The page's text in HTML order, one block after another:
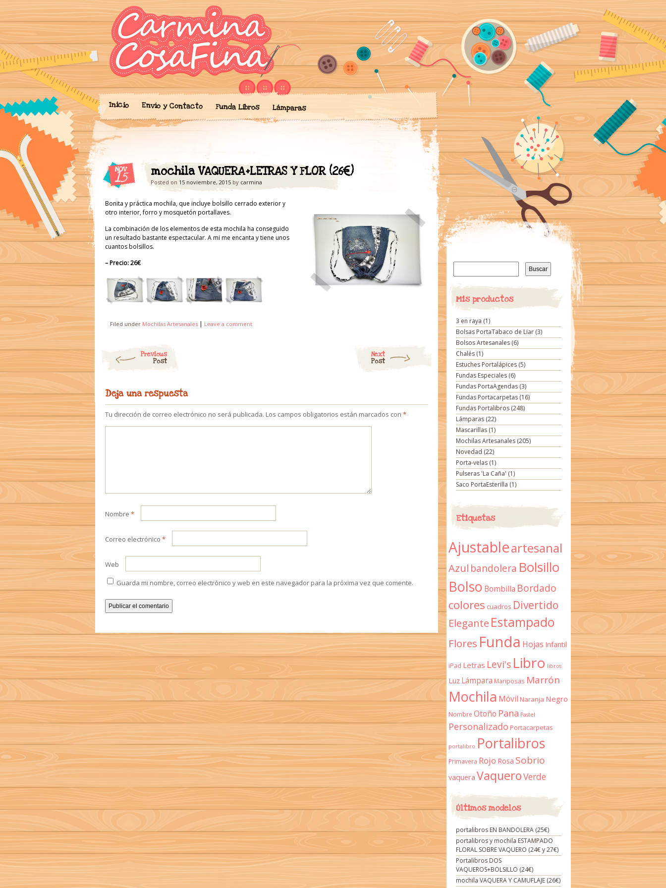
'Cosicas' de Artesanía
Blog donde expongo mis creaciones de artesanía, fundas
portalibros, mochilas, lámparas… todo hecho a mano y con mucho
cariño.
Inicio Envío y Contacto Funda Libros Lámparas
NOV
15 mochila VAQUERA+LETRAS Y FLOR (26€)
Posted on 15 noviembre, 2015 by carmina
Bonita y práctica mochila, que incluye bolsillo cerrado exterior y
otro interior, forro y mosquetón portallaves.
La combinación de los elementos de esta mochila ha conseguido
un resultado bastante espectacular. A mi me encanta y tiene unos
cuantos bolsillos.
– Precio: 26€
Filed under Mochilas Artesanales | Leave a comment
Previous
Post
Next
Post
Deja una respuesta
Tu dirección de correo electrónico no será publicada. Los campos obligatorios están marcados con *
Nombre *
Correo electrónico *
Web
Guarda mi nombre, correo electrónico y web en este navegador para la próxima vez que comente.
Buscar:
Mis productos
3 en raya (1)
Bolsas PortaTabaco de Liar(3)
Bolsos Artesanales(6)
Chalés(1)
Estuches Portalápices(5)
Fundas Especiales(6)
Fundas PortaAgendas(3)
Fundas Portacarpetas(16)
Fundas Portalibros(248)
Lámparas(22)
Mascarillas(1)
Mochilas Artesanales(205)
Novedad (22)
Porta-velas(1)
Pulseras 'La Caña' (1)
Saco PortaEsterilla (1)
Etiquetas
Ajustableartesanal
Azul bandolera Bolsillo
Bolso Bombilla Bordado
colores cuadros Divertido
Elegante Estampado
Flores Funda Hojas Infantil
iPad Letras Levi's Libro libros
Luz Lámpara Mariposas Marrón
Mochila Móvil Naranja Negro
Nombre Otoño Pana Pastel
Personalizado Portacarpetas
portalibro Portalibros
Primavera Rojo Rosa Sobrio
vaquera VaqueroVerde
Últimos modelos
portalibros EN BANDOLERA (25€)
portalibros y mochila ESTAMPADO
FLORAL SOBRE VAQUERO (24€ y 27€)
Portalibros DOS
VAQUEROS+BOLSILLO (24€)
mochila VAQUERA Y CAMUFLAJE (26€)